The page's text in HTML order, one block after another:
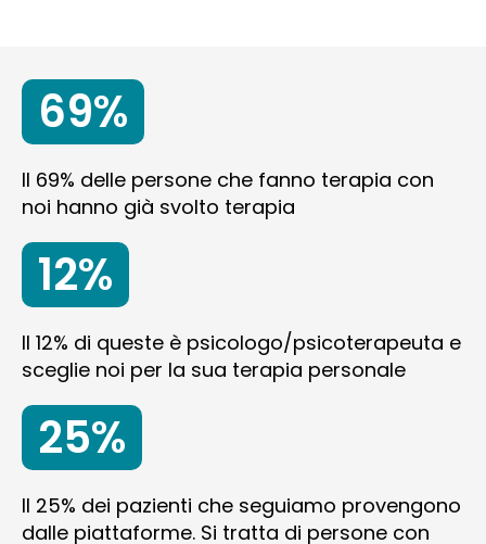
69%
Il 69% delle persone che fanno terapia con
noi hanno già svolto terapia
12%
Il 12% di queste è psicologo/psicoterapeuta e
sceglie noi per la sua terapia personale
25%
Il 25% dei pazienti che seguiamo provengono
dalle piattaforme. Si tratta di persone con